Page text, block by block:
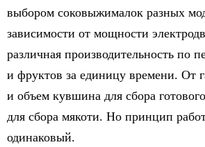
выбором соковыжималок разных
зависимости от мощности
различная производительность по
и фруктов за единицу времени. От
и объем кувшина для сбора
для сбора мякоти. Но принцип
одинаковый.